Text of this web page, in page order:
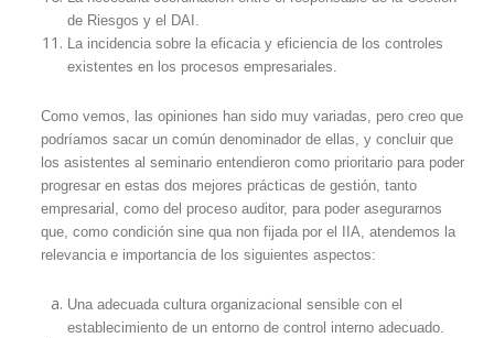
de Riesgos y el DAI.
La incidencia sobre la eficacia y eficiencia de los controles
existentes en los procesos empresariales.
Como vemos, las opiniones han sido muy variadas, pero creo que
podríamos sacar un común denominador de ellas, y concluir que
los asistentes al seminario entendieron como prioritario para poder
progresar en estas dos mejores prácticas de gestión, tanto
empresarial, como del proceso auditor, para poder asegurarnos
que, como condición sine qua non fijada por el IIA, atendemos la
relevancia e importancia de los siguientes aspectos:
Una adecuada cultura organizacional sensible con el
establecimiento de un entorno de control interno adecuado.